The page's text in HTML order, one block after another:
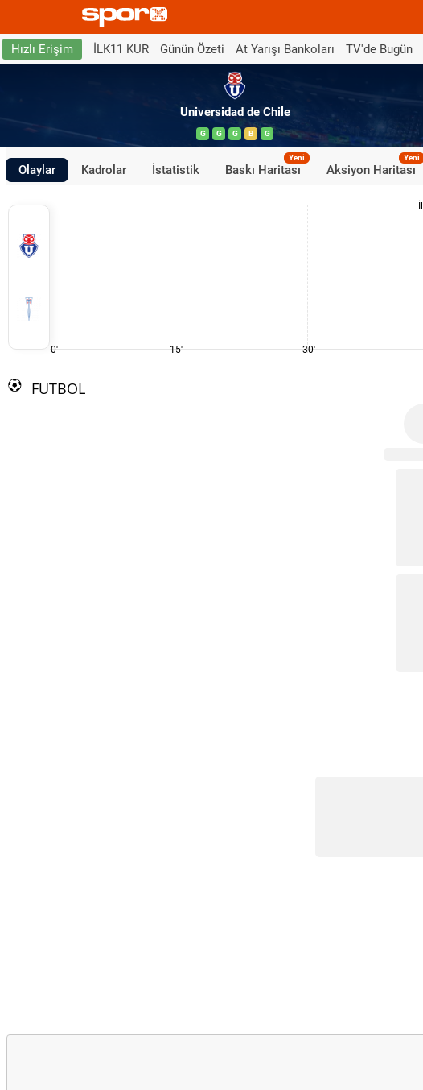
Hızlı Erişim İLK11 KUR Günün Özeti At Yarışı Bankoları TV'de Bugün
Universidad de Chile
G G G B G
Olaylar Kadrolar İstatistik Baskı Haritası
Yeni
Aksiyon Haritası
Yeni
0' 15' 30'
FUTBOL